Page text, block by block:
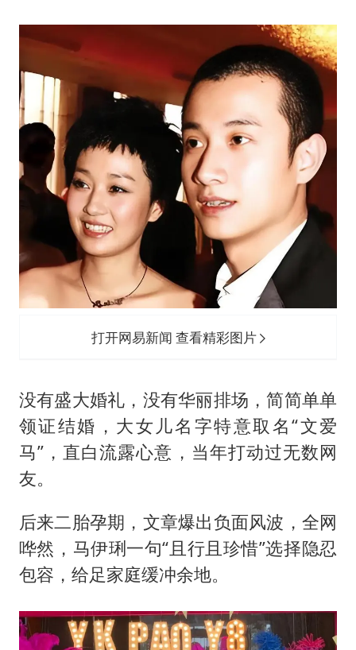
打开网易新闻 查看精彩图片
没有盛大婚礼，没有华丽排场，简简单单
领证结婚，大女儿名字特意取名“文爱
马”，直白流露心意，当年打动过无数网
友。
后来二胎孕期，文章爆出负面风波，全网
哗然，马伊琍一句“且行且珍惜”选择隐忍
包容，给足家庭缓冲余地。